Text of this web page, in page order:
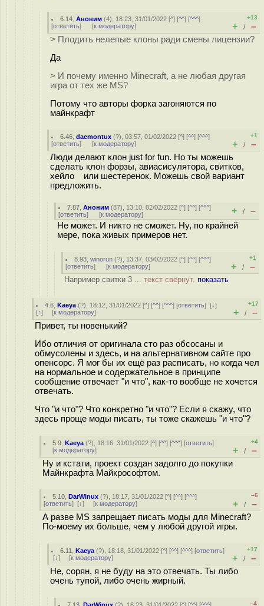
6.14 ,Аноним (4), 18:23, 31/01/2022 [^] [^^] [^^^]
[ответить] [к модератору]
+13
+ / –
> Плодить нелепые клоны ради смены лицензии?
Да
> И почему именно Minecraft, а не любая другая
игра от тех же MS?
Потому что авторы форка загоняются по
майнкрафт
6.46 ,daemontux (?), 03:57, 01/02/2022 [^] [^^] [^^^]
[ответить] [к модератору]
+1
+ / –
Люди делают клон just for fun. Но ты можешь
сделать клон форзы, авиасисулятора, свитков,
хейло или шестеренок. Можешь свой вариант
предложить.
7.87 ,Аноним (87), 13:10, 02/02/2022 [^] [^^] [^^^]
[ответить] [к модератору] + / –
Не может. И никто не сможет. Ну, по крайней
мере, пока живых примеров нет.
8.93 ,winorun (?), 13:37, 03/02/2022 [^] [^^] [^^^]
[ответить] [к модератору]
+1
+ / –
Например свитки 3 ... текст свёрнут, показать
4.6 ,Kaeya (?), 18:12, 31/01/2022 [^] [^^] [^^^] [ответить][↓]
[↑] [к модератору]
+17
+ / –
Привет, ты новенький?
Ибо отличия от оригинала сто раз обсосаны и
обмусолены и здесь, и на альтернативном сайте про
опенсорс. Я мог бы их ещё раз расписать, но когда чел
на нормальное и содержательное в принципе
сообщение отвечает "и что", как-то вообще не хочется
отвечать.
Что "и что"? Что конкретно "и что"? Если я скажу, что
здесь проще моды писать, ты тоже скажешь "и что"?
5.9 ,Kaeya (?), 18:16, 31/01/2022 [^] [^^] [^^^] [ответить]
[к модератору]
+4
+ / –
Ну и кстати, проект создан задолго до покупки
Майнкрафта Майкрософтом.
5.10 ,DarWinux (?), 18:17, 31/01/2022 [^] [^^] [^^^]
[ответить] [↓] [к модератору]
–6
+ / –
А разве MS запрещает писать моды для Minecraft?
По-моему их больше, чем у любой другой игры.
6.11 ,Kaeya (?), 18:18, 31/01/2022 [^] [^^] [^^^] [ответить]
[↓] [к модератору]
+17
+ / –
Не, сорян, я не буду на это отвечать. Ты либо
очень тупой, либо очень жирный.
–4